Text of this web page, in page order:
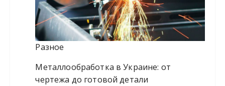
Разное
Металлообработка в Украине: от
чертежа до готовой детали